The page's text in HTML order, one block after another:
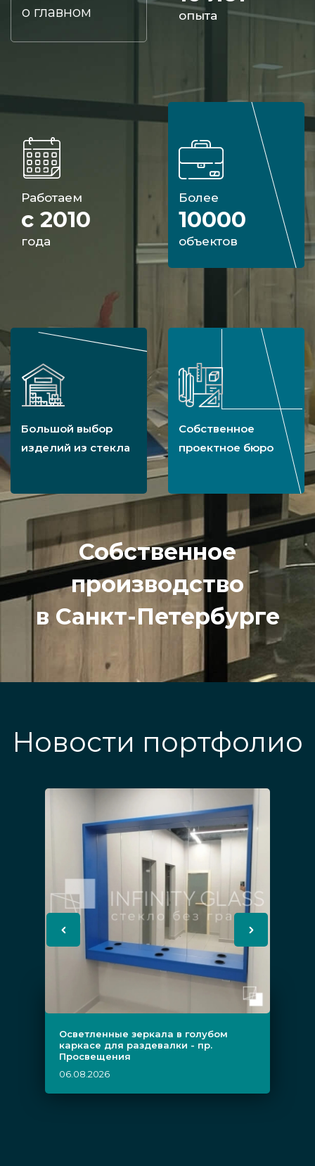
о главном опыта
Работаем
с 2010
года
Более
10000
объектов
Большой выбор
изделий из стекла
Собственное
проектное бюро
Собственное
производство
в Санкт-Петербурге
Новости портфолио
Осветленные зеркала в голубом
каркасе для раздевалки - пр.
Просвещения
06.08.2026